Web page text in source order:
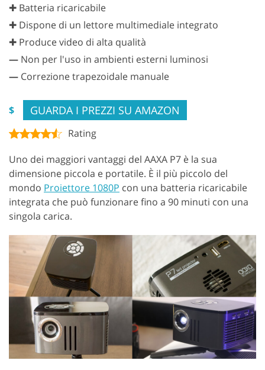
✚ Batteria ricaricabile
✚ Dispone di un lettore multimediale integrato
✚ Produce video di alta qualità
— Non per l'uso in ambienti esterni luminosi
— Correzione trapezoidale manuale
$ GUARDA I PREZZI SU AMAZON
Rating
Uno dei maggiori vantaggi del AAXA P7 è la sua
dimensione piccola e portatile. È il più piccolo del
mondo Proiettore 1080P con una batteria ricaricabile
integrata che può funzionare fino a 90 minuti con una
singola carica.